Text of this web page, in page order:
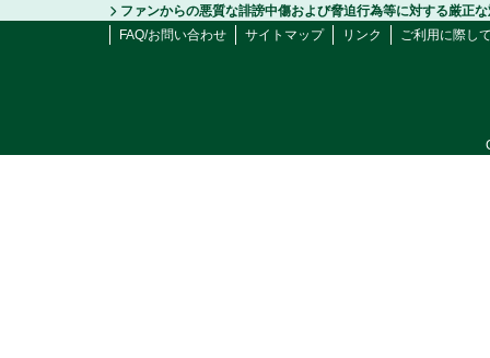
ファンからの悪質な誹謗中傷および脅迫行為等に対する厳正
FAQ/お問い合わせ
サイトマップ リンク ご利用に際し